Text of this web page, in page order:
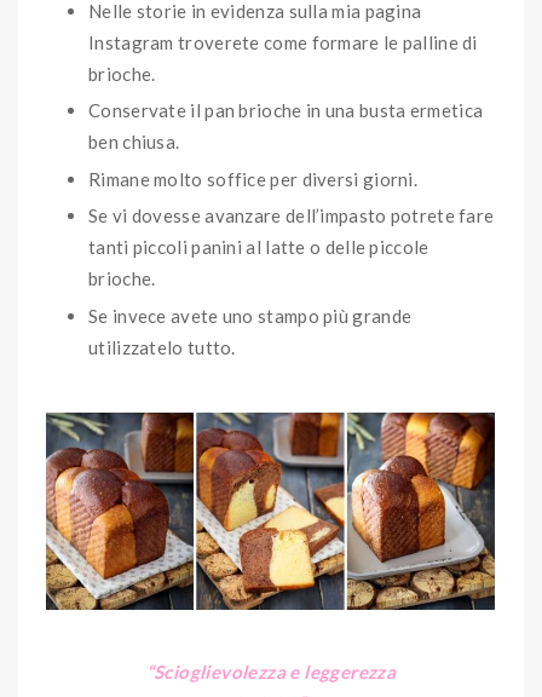
Nelle storie in evidenza sulla mia pagina
Instagram troverete come formare le palline di
brioche.
Conservate il pan brioche in una busta ermetica
ben chiusa.
Rimane molto soffice per diversi giorni.
Se vi dovesse avanzare dell’impasto potrete fare
tanti piccoli panini al latte o delle piccole
brioche.
Se invece avete uno stampo più grande
utilizzatelo tutto.
“Scioglievolezza e leggerezza